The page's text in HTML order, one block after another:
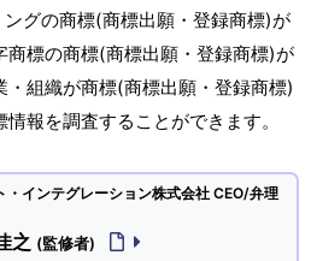
グの商標(商標出願・登録商標)が
商標の商標(商標出願・登録商標)が
・組織が商標(商標出願・登録商標)
報を調査することができます。
・インテグレーション株式会社 CEO/弁理
之 (監修者)